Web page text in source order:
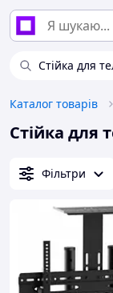
Стійка для
Каталог товарів
Стійка для
Фільтри